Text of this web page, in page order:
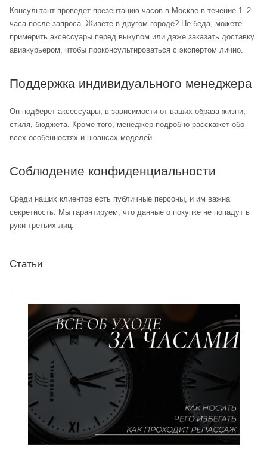
Консультант проведет презентацию часов в Москве в течение 1–2
часа после запроса. Живете в другом городе? Не беда, можете
примерить аксессуары перед выкупом или даже заказать доставку
авиакурьером, чтобы проконсультироваться с экспертом лично.
Поддержка индивидуального менеджера
Он подберет аксессуары, в зависимости от ваших образа жизни,
стиля, бюджета. Кроме того, менеджер подробно расскажет обо
всех особенностях и нюансах моделей.
Соблюдение конфиденциальности
Среди наших клиентов есть публичные персоны, и им важна
секретность. Мы гарантируем, что данные о покупке не попадут в
руки третьих лиц.
Статьи